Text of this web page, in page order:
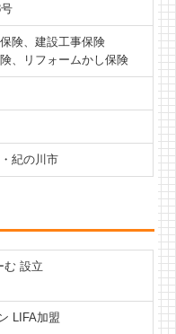
険、建設工事保険
、リフォームかし保険
紀の川市
む 設立
LIFA加盟